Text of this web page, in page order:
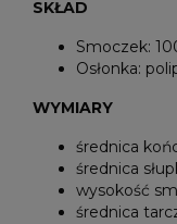
SKŁAD
Smoczek:
Osłonka:
WYMIARY
średnica
średnica
wysokość
średnica